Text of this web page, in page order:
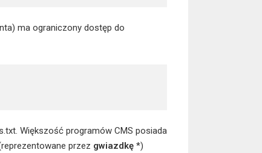
ma ograniczony dostęp do
Większość programów CMS posiada
przez gwiazdkę *)